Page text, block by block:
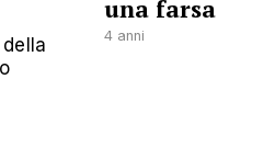
una farsa
4 anni